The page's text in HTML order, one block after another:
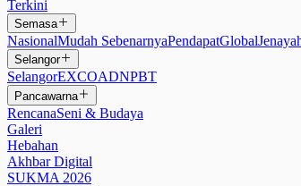
Terkini
Semasa
NasionalMudah SebenarnyaPendapatGlobal
Selangor
SelangorEXCOADNPBT
Pancawarna
RencanaSeni & Budaya
Galeri
Hebahan
Akhbar Digital
SUKMA 2026